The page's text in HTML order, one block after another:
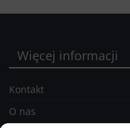
Więcej informacji
Kontakt
O nas